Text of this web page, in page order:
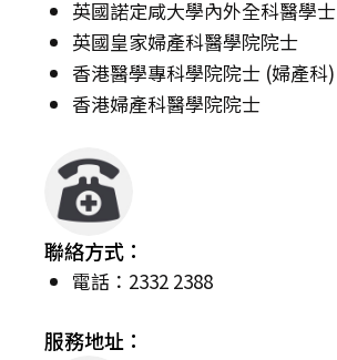
英國諾定咸大學內外全科醫學士
英國皇家婦產科醫學院院士
香港醫學專科學院院士 (婦產科)
香港婦產科醫學院院士
聯絡方式：
電話：2332 2388
服務地址：